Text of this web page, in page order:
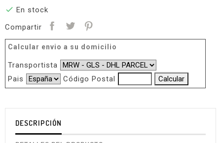
 En stock
Compartir
Calcular envio a su domicilio
Transportista
Pais
Código Postal
DESCRIPCIÓN